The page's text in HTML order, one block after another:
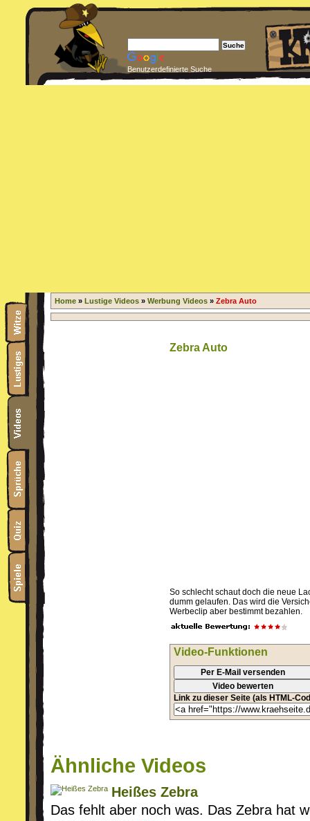
Benutzerdefinierte Suche
Home » Lustige Videos » Werbung Videos » Zebra Auto
Zebra Auto
So schlecht schaut doch die neue
dumm gelaufen. Das wird die
Werbeclip aber bestimmt bezahlen.
Video-Funktionen
Per E-Mail versenden
Video bewerten
Link zu dieser Seite (als HTML-
Ähnliche Videos
Heißes Zebra
Das fehlt aber noch was. Das Zebra hat